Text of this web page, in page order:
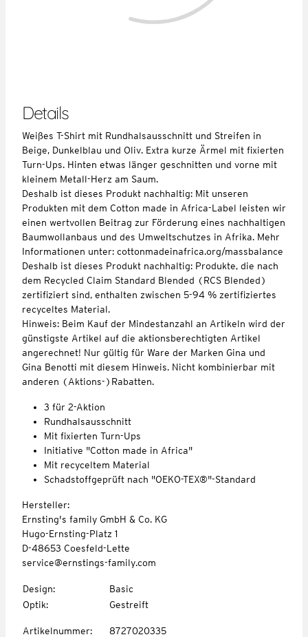
Details
Weißes T-Shirt mit Rundhalsausschnitt und Streifen in
Beige, Dunkelblau und Oliv. Extra kurze Ärmel mit fixierten
Turn-Ups. Hinten etwas länger geschnitten und vorne mit
kleinem Metall-Herz am Saum.
Deshalb ist dieses Produkt nachhaltig: Mit unseren
Produkten mit dem Cotton made in Africa-Label leisten wir
einen wertvollen Beitrag zur Förderung eines nachhaltigen
Baumwollanbaus und des Umweltschutzes in Afrika. Mehr
Informationen unter: cottonmadeinafrica.org/massbalance
Deshalb ist dieses Produkt nachhaltig: Produkte, die nach
dem Recycled Claim Standard Blended (RCS Blended)
zertifiziert sind, enthalten zwischen 5-94 % zertifiziertes
recyceltes Material.
Hinweis: Beim Kauf der Mindestanzahl an Artikeln wird der
günstigste Artikel auf die aktionsberechtigten Artikel
angerechnet! Nur gültig für Ware der Marken Gina und
Gina Benotti mit diesem Hinweis. Nicht kombinierbar mit
anderen (Aktions-)Rabatten.
3 für 2-Aktion
Rundhalsausschnitt
Mit fixierten Turn-Ups
Initiative "Cotton made in Africa"
Mit recyceltem Material
Schadstoffgeprüft nach "OEKO-TEX®"-Standard
Hersteller:
Ernsting's family GmbH & Co. KG
Hugo-Ernsting-Platz 1
D-48653 Coesfeld-Lette
service@ernstings-family.com
Design:
Basic
Optik: Gestreift
Artikelnummer: 8727020335